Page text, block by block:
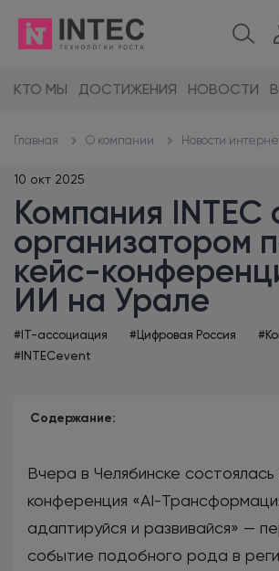
КТО МЫ ДОСТИЖЕНИЯ НОВОСТИ
Главная О компании Новости
10 окт 2025
Компания INTEC
организатором
кейс-
ИИ на Урале
#IT-ассоциация #Цифровая Россия
#INTECevent
Содержание:
Вчера в Челябинске состоялась
конференция «AI-
адаптируйся и развивайся» —
событие подобного рода в